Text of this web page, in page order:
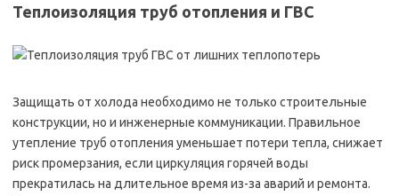
Теплоизоляция труб отопления и ГВС
Защищать от холода необходимо не только строительные
конструкции, но и инженерные коммуникации. Правильное
утепление труб отопления уменьшает потери тепла, снижает
риск промерзания, если циркуляция горячей воды
прекратилась на длительное время из-за аварий и ремонта.